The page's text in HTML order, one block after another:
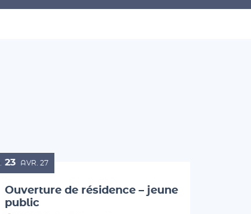
23 AVR. 27
Ouverture de résidence – jeune
public